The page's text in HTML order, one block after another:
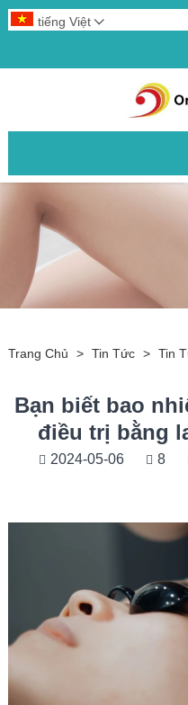
tiếng Việt 
Trang Chủ > Tin Tức > Tin
Bạn biết bao
điều trị bằng
2024-05-06 8